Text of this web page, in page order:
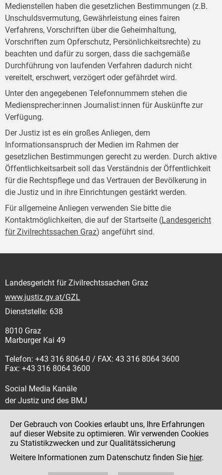
Medienstellen haben die gesetzlichen Bestimmungen (z.B.
Unschuldsvermutung, Gewährleistung eines fairen
Verfahrens, Vorschriften über die Geheimhaltung,
Vorschriften zum Opferschutz, Persönlichkeitsrechte) zu
beachten und dafür zu sorgen, dass die sachgemäße
Durchführung von laufenden Verfahren dadurch nicht
vereitelt, erschwert, verzögert oder gefährdet wird.
Unter den angegebenen Telefonnummern stehen die
Mediensprecher:innen Journalist:innen für Auskünfte zur
Verfügung.
Der Justiz ist es ein großes Anliegen, dem
Informationsanspruch der Medien im Rahmen der
gesetzlichen Bestimmungen gerecht zu werden. Durch aktive
Öffentlichkeitsarbeit soll das Verständnis der Öffentlichkeit
für die Rechtspflege und das Vertrauen der Bevölkerung in
die Justiz und in ihre Einrichtungen gestärkt werden.
Für allgemeine Anliegen verwenden Sie bitte die
Kontaktmöglichkeiten, die auf der Startseite (Landesgericht
für Zivilrechtssachen Graz) angeführt sind.
Landesgericht für Zivilrechtssachen Graz
www.justiz.gv.at/GZL
Dienststelle: 638
8010 Graz
Marburger Kai 49
Telefon: +43 316 8064-0 / FAX: 43 316 8064 3600
Fax: +43 316 8064 3600
Social Media Kanäle
der Justiz und des BMJ
Impressum
Datenschutz
Der Gebrauch von Cookies erlaubt uns, Ihre Erfahrungen
auf dieser Website zu optimieren. Wir verwenden Cookies
zu Statistikzwecken und zur Qualitätssicherung
Weitere Informationen zum Datenschutz finden Sie hier.